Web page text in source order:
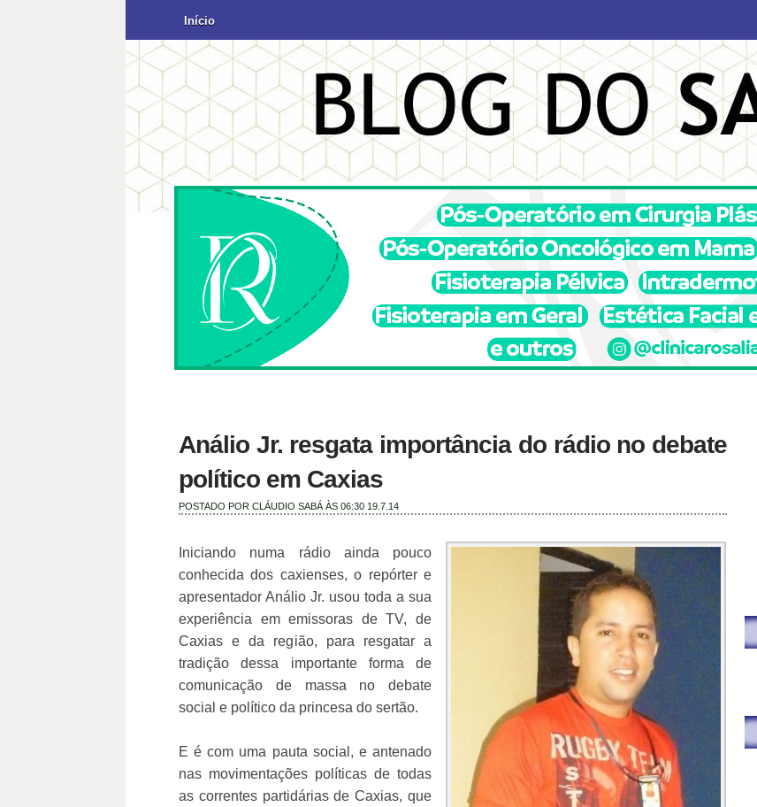
Início
Análio Jr. resgata importância do rádio no debate
político em Caxias
POSTADO POR CLÁUDIO SABÁ ÀS 06:30 19.7.14
Iniciando numa rádio ainda pouco
conhecida dos caxienses, o repórter e
apresentador Análio Jr. usou toda a sua
experiência em emissoras de TV, de
Caxias e da região, para resgatar a
tradição dessa importante forma de
comunicação de massa no debate
social e político da princesa do sertão.
E é com uma pauta social, e antenado
nas movimentações políticas de todas
as correntes partidárias de Caxias, que